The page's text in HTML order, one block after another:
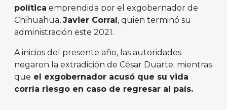
política emprendida por el exgobernador de
Chihuahua, Javier Corral , quien terminó su
administración este 2021.
A inicios del presente año, las autoridades
negaron la extradición de César Duarte; mientras
que el exgobernador acusó que su vida
corría riesgo en caso de regresar al país.